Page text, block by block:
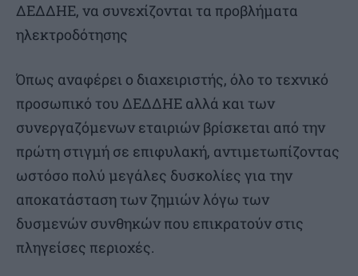
ΔΕΔΔΗΕ, να συνεχίζονται τα προβλήματα
ηλεκτροδότησης
Όπως αναφέρει ο διαχειριστής, όλο το τεχνικό
προσωπικό του ΔΕΔΔΗΕ αλλά και των
συνεργαζόμενων εταιριών βρίσκεται από την
πρώτη στιγμή σε επιφυλακή, αντιμετωπίζοντας
ωστόσο πολύ μεγάλες δυσκολίες για την
αποκατάσταση των ζημιών λόγω των
δυσμενών συνθηκών που επικρατούν στις
πληγείσες περιοχές.